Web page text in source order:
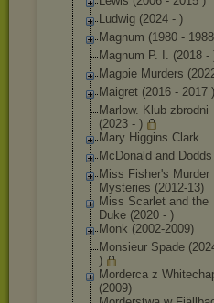
Ludwig (2024 - )
Magnum (1980 -
Magnum P. I. (2018 -
Magpie Murders
Maigret (2016 - 2017 )
Marlow. Klub zbrodni
(2023 - )
Mary Higgins Clark
McDonald and
Miss Fisher's Murder
Mysteries (2012-13)
Miss Scarlet and the
Duke (2020 - )
Monk (2002-2009)
Monsieur Spade
)
Morderca z
(2009)